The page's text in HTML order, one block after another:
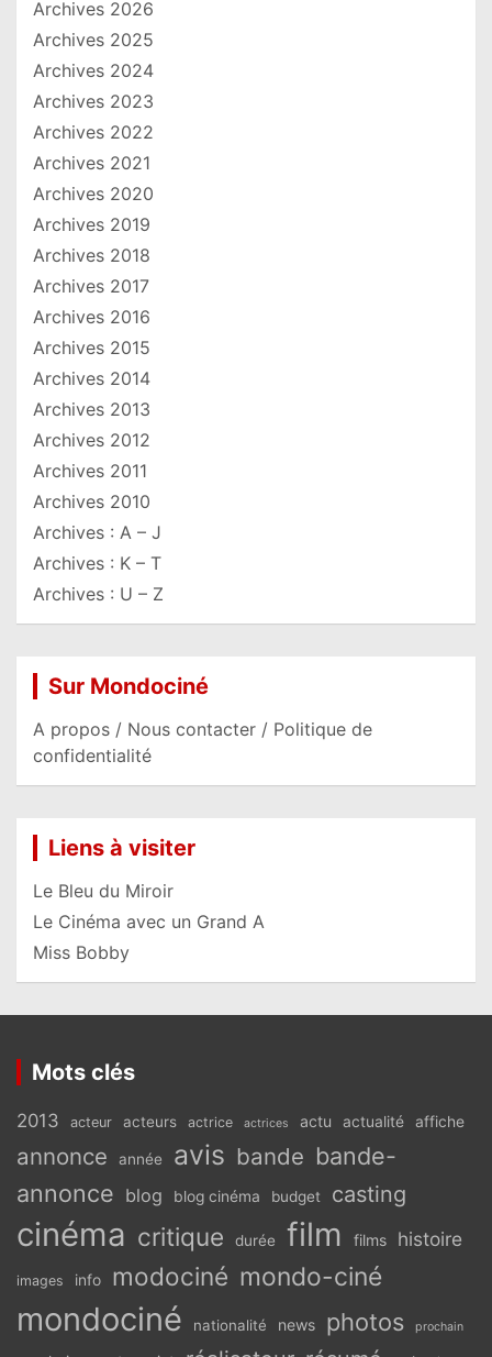
Archives 2026
Archives 2025
Archives 2024
Archives 2023
Archives 2022
Archives 2021
Archives 2020
Archives 2019
Archives 2018
Archives 2017
Archives 2016
Archives 2015
Archives 2014
Archives 2013
Archives 2012
Archives 2011
Archives 2010
Archives : A – J
Archives : K – T
Archives : U – Z
Sur Mondociné
A propos / Nous contacter / Politique de
confidentialité
Liens à visiter
Le Bleu du Miroir
Le Cinéma avec un Grand A
Miss Bobby
Mots clés
2013 acteur acteurs actrice actrices actu actualité affiche
annonce année avis bande bande-
annonce blog blog cinéma budget casting
cinéma critique durée film films histoire
images info modociné mondo-ciné
mondociné nationalité news photos prochain